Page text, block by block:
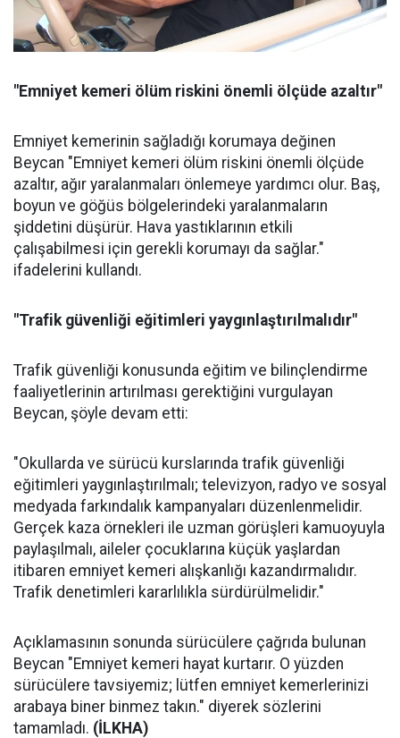
"Emniyet kemeri ölüm riskini önemli ölçüde azaltır"
Emniyet kemerinin sağladığı korumaya değinen
Beycan "Emniyet kemeri ölüm riskini önemli ölçüde
azaltır, ağır yaralanmaları önlemeye yardımcı olur. Baş,
boyun ve göğüs bölgelerindeki yaralanmaların
şiddetini düşürür. Hava yastıklarının etkili
çalışabilmesi için gerekli korumayı da sağlar."
ifadelerini kullandı.
"Trafik güvenliği eğitimleri yaygınlaştırılmalıdır"
Trafik güvenliği konusunda eğitim ve bilinçlendirme
faaliyetlerinin artırılması gerektiğini vurgulayan
Beycan, şöyle devam etti:
"Okullarda ve sürücü kurslarında trafik güvenliği
eğitimleri yaygınlaştırılmalı; televizyon, radyo ve sosyal
medyada farkındalık kampanyaları düzenlenmelidir.
Gerçek kaza örnekleri ile uzman görüşleri kamuoyuyla
paylaşılmalı, aileler çocuklarına küçük yaşlardan
itibaren emniyet kemeri alışkanlığı kazandırmalıdır.
Trafik denetimleri kararlılıkla sürdürülmelidir."
Açıklamasının sonunda sürücülere çağrıda bulunan
Beycan "Emniyet kemeri hayat kurtarır. O yüzden
sürücülere tavsiyemiz; lütfen emniyet kemerlerinizi
arabaya biner binmez takın." diyerek sözlerini
tamamladı. (İLKHA)